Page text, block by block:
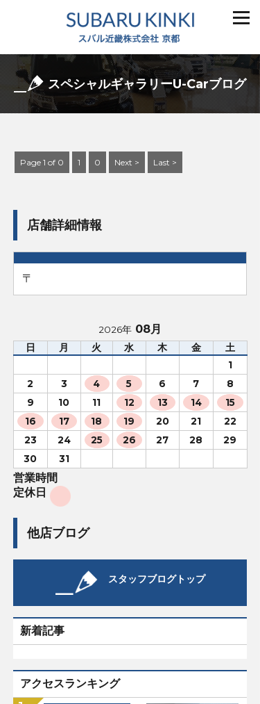
スペシャルギャラリーU-Carブログ
Page 1 of 0 1 0 Next > Last >
店舗詳細情報
〒
2026年 08月
日 月 火 水 木 金 土
1
2
3 4 5 6 7
8
9
10 11 12 13 14
15
16
17 18 19 20 21
22
23
24 25 26 27 28
29
30
31
営業時間
定休日
他店ブログ
スタッフブログトップ
新着記事
アクセスランキング